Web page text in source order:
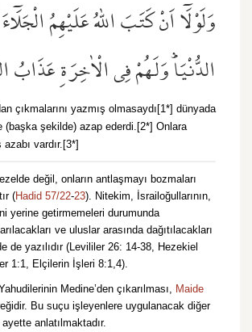
وَلَوْلَٓا اَنْ كَتَبَ اللّٰهُ عَلَيْهِمُ
الدُّنْيَاۜ وَلَهُمْ فِي الْاٰخِرَةِ عَذَابُ
çıkmalarını yazmış olmasaydı[1*] dünyada
(başka şekilde) azap ederdi.[2*] Onlara
vardır.[3*]
değil, onların antlaşmayı bozmaları
(Hadid 57/22-23). Nitekim, İsrailoğullarının,
yerine getirmemeleri durumunda
ve uluslar arasında dağıtılacakları
de yazılıdır (Levililer 26: 14-38, Hezekiel
1:1, Elçilerin İşleri 8:1,4).
Medine’den çıkarılması, Maide
Bu suçu işleyenlere uygulanacak diğer
anlatılmaktadır.